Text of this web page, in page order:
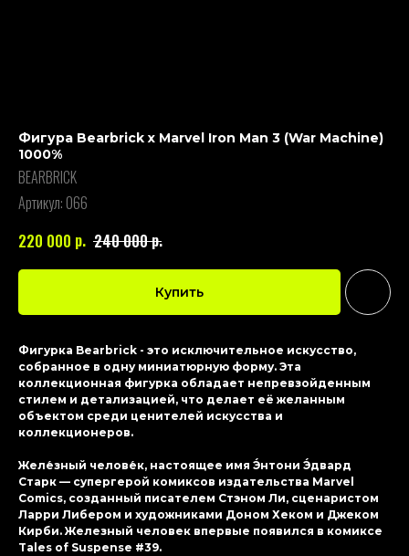
Фигура Bearbrick x Marvel Iron Man 3 (War Machine)
1000%
BEARBRICK
Артикул: 066
220 000 р. 240 000р.
Купить
Фигурка Bearbrick - это исключительное искусство,
собранное в одну миниатюрную форму. Эта
коллекционная фигурка обладает непревзойденным
стилем и детализацией, что делает её желанным
объектом среди ценителей искусства и
коллекционеров.
Желе́зный челове́к, настоящее имя Э́нтони Э́двард
Старк — супергерой комиксов издательства Marvel
Comics, созданный писателем Стэном Ли, сценаристом
Ларри Либером и художниками Доном Хеком и Джеком
Кирби. Железный человек впервые появился в комиксе
Tales of Suspense #39.